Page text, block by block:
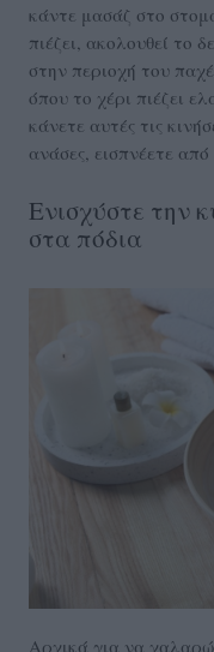
κάντε μασάζ στο
πιέζει, ακολουθεί το
στην περιοχή του
όπου το χέρι πιέζει
κάνετε αυτές τις
ανάσες, εισπνέετε
Ενισχύστε την
στα πόδια
Αρχικά για να